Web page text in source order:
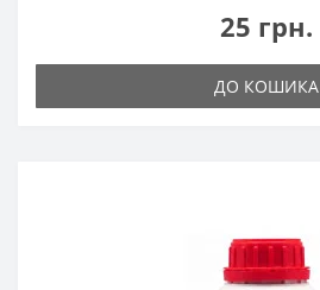
25 грн.
ДО КОШИКА